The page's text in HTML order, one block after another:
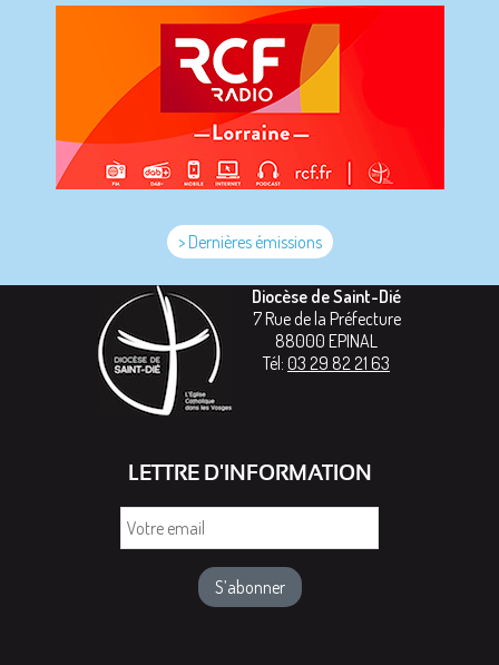
> Dernières émissions
Diocèse de Saint-Dié
7 Rue de la Préfecture
88000 EPINAL
Tél: 03 29 82 21 63
LETTRE D'INFORMATION